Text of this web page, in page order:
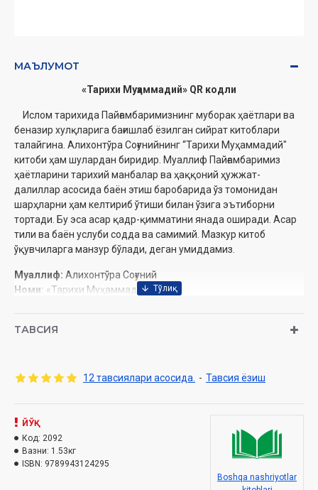
МАЪЛУМОТ
«Тарихи Муҳаммадий» QR кодли
Ислом тарихида Пайғамбаримизнинг муборак ҳаётлари ва
беназир хулқларига бағишлаб ёзилган сийрат китоблари
талайгина. Алихонтўра Соғунийнинг “Тарихи Муҳаммадий"
китоби ҳам шулардан биридир. Муаллиф Пайғамбаримиз
ҳаётларини тарихий манбалар ва ҳаққоний ҳужжат-
далиллар асосида баён этиш баробарида ўз томонидан
шарҳларни ҳам келтириб ўтиши билан ўзига эътиборни
тортади. Бу эса асар қадр-қимматини янада оширади. Асар
тили ва баён услуби содда ва самимий. Мазкур китоб
ўқувчиларга манзур бўлади, деган умиддамиз.
Муаллиф: Алихонтўра Соғуний
Номи: «Тарихи Муҳаммадий»
Ҳажми:712 бет
Муқоваси: қаттиқ
Ҳазрати Пайғамбар (соллаллоҳу алайҳи ва саллам)нинг
туғилганларидан вафотларига қадар ҳаёт тафсилотлари,
фаолиятлари, курашлари, жангу жадаллари мавзусидаги
ТАВСИЯ
12 тавсиялари асосида. - Тавсия ёзиш
ЙЎҚ
Код: 2092
Вазни: 1.53кг
ISBN: 9789943124295
Boshqa nashriyotlar